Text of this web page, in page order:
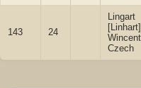
143 24
Lingart
[Linhart]
Czech